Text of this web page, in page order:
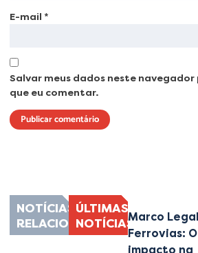
E-mail *
Salvar meus dados neste
que eu comentar.
NOTÍCIAS
RELACIONADAS
ÚLTIMAS
NOTÍCIASMarco
Ferrovias: O
impacto na